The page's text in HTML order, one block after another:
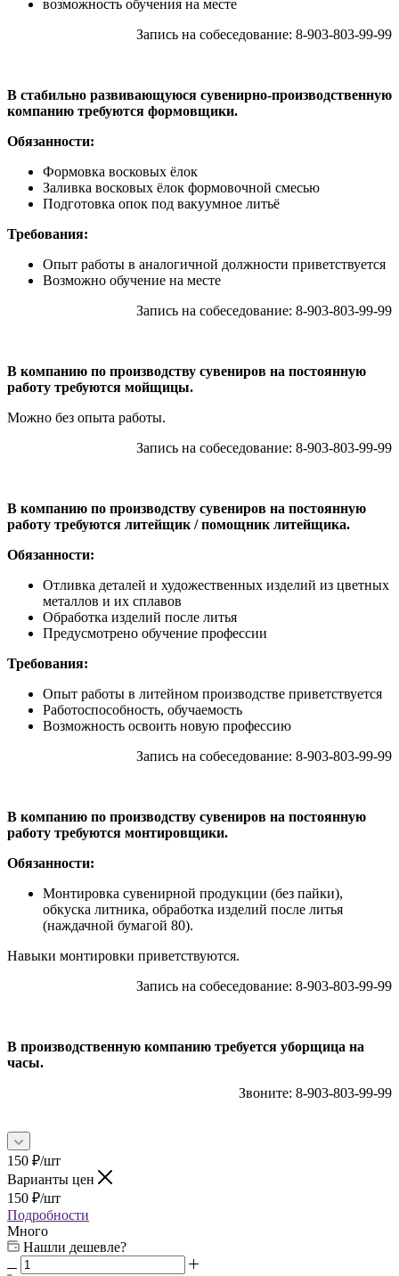
возможность обучения на месте
Запись на собеседование: 8-903-803-99-99
В стабильно развивающуюся сувенирно-производственную
компанию требуются формовщики.
Обязанности:
Формовка восковых ёлок
Заливка восковых ёлок формовочной смесью
Подготовка опок под вакуумное литьё
Требования:
Опыт работы в аналогичной должности приветствуется
Возможно обучение на месте
Запись на собеседование: 8-903-803-99-99
В компанию по производству сувениров на постоянную
работу требуются мойщицы.
Можно без опыта работы.
Запись на собеседование: 8-903-803-99-99
В компанию по производству сувениров на постоянную
работу требуются литейщик / помощник литейщика.
Обязанности:
Отливка деталей и художественных изделий из цветных
металлов и их сплавов
Обработка изделий после литья
Предусмотрено обучение профессии
Требования:
Опыт работы в литейном производстве приветствуется
Работоспособность, обучаемость
Возможность освоить новую профессию
Запись на собеседование: 8-903-803-99-99
В компанию по производству сувениров на постоянную
работу требуются монтировщики.
Обязанности:
Монтировка сувенирной продукции (без пайки),
обкуска литника, обработка изделий после литья
(наждачной бумагой 80).
Навыки монтировки приветствуются.
Запись на собеседование: 8-903-803-99-99
В производственную компанию требуется уборщица на
часы.
Звоните: 8-903-803-99-99
150 ₽/шт
Варианты цен
150 ₽/шт
Подробности
Много
Нашли дешевле?